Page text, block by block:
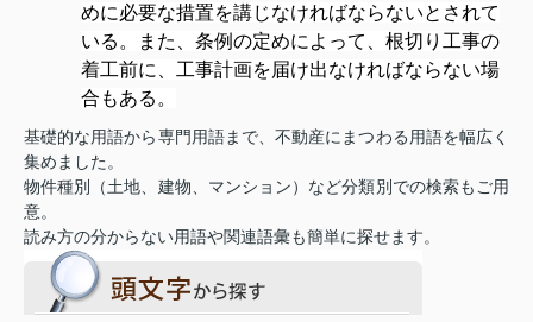
めに必要な措置を講じなければならないとされて
いる。また、条例の定めによって、根切り工事の
着工前に、工事計画を届け出なければならない場
合もある。
基礎的な用語から専門用語まで、不動産にまつわる用語を幅広く
集めました。
物件種別（土地、建物、マンション）など分類別での検索もご用
意。
読み方の分からない用語や関連語彙も簡単に探せます。